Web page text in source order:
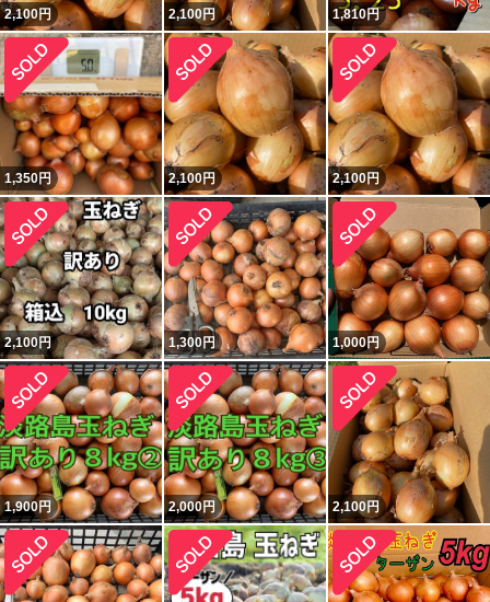
2,100円 2,100円 1,810円
1,350円 2,100円 2,100円
2,100円 1,300円 1,000円
1,900円 2,000円 2,100円